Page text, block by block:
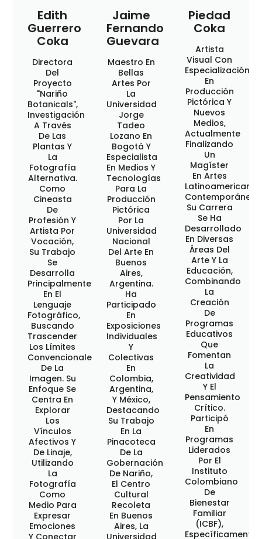
Edith
Guerrero
Coka
Directora
Del
Proyecto
"Nariño
Botanicals",
Investigación
A Través
De Las
Plantas Y
La
Fotografía
Alternativa.
Como
Cineasta
De
Profesión Y
Artista Por
Vocación,
Su Trabajo
Se
Desarrolla
Principalmente
En El
Lenguaje
Fotográfico,
Buscando
Trascender
Los Límites
Convencionales
De La
Imagen. Su
Enfoque Se
Centra En
Explorar
Los
Vínculos
Afectivos Y
De Linaje,
Utilizando
La
Fotografía
Como
Medio Para
Expresar
Emociones
Jaime
Fernando
Guevara
Maestro En
Bellas
Artes Por
La
Universidad
Jorge
Tadeo
Lozano En
Bogotá Y
Especialista
En Medios Y
Tecnologías
Para La
Producción
Pictórica
Por La
Universidad
Nacional
Del Arte En
Buenos
Aires,
Argentina.
Ha
Participado
En
Exposiciones
Individuales
Y
Colectivas
En
Colombia,
Argentina,
Y México,
Destacando
Su Trabajo
En La
Pinacoteca
De La
Gobernación
De Nariño,
El Centro
Cultural
Recoleta
En Buenos
Aires, La
Piedad
Coka
Artista
Visual Con
Especialización
En
Producción
Pictórica Y
Nuevos
Medios,
Actualmente
Finalizando
Un
Magíster
En Artes
Latinoamericanas
Su Carrera
Se Ha
Desarrollado
En Diversas
Áreas Del
Arte Y La
Educación,
Combinando
La
Creación
De
Programas
Educativos
Que
Fomentan
La
Creatividad
Y El
Pensamiento
Crítico.
Participó
En
Programas
Liderados
Por El
Instituto
Colombiano
De
Bienestar
Familiar
(ICBF),
Específicamente